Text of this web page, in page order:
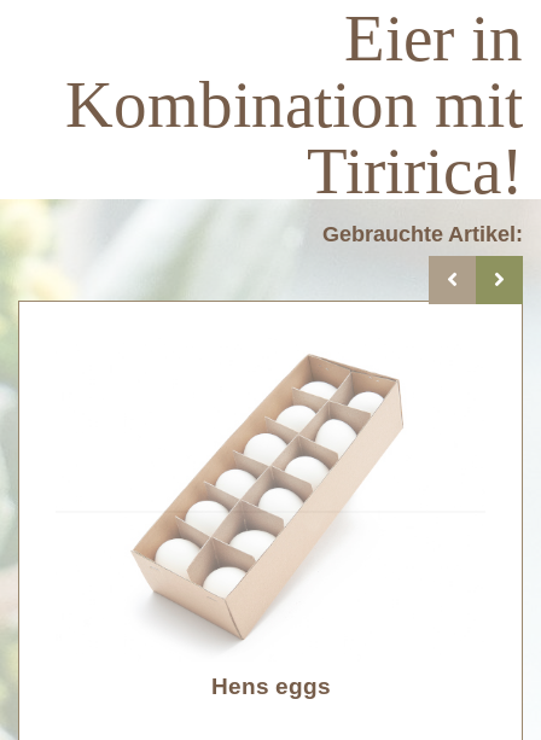
Eier in
Kombination mit
Tiririca!
Gebrauchte Artikel:
Hens eggs